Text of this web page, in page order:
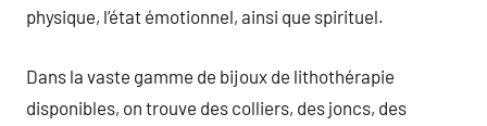
physique, l’état émotionnel, ainsi que spirituel.
Dans la vaste gamme de bijoux de lithothérapie
disponibles, on trouve des colliers, des joncs, des